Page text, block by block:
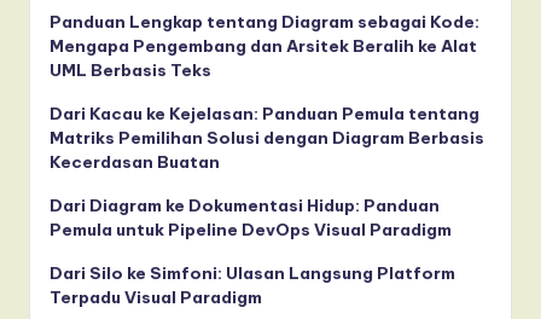
Panduan Lengkap tentang Diagram sebagai Kode:
Mengapa Pengembang dan Arsitek Beralih ke Alat
UML Berbasis Teks
Dari Kacau ke Kejelasan: Panduan Pemula tentang
Matriks Pemilihan Solusi dengan Diagram Berbasis
Kecerdasan Buatan
Dari Diagram ke Dokumentasi Hidup: Panduan
Pemula untuk Pipeline DevOps Visual Paradigm
Dari Silo ke Simfoni: Ulasan Langsung Platform
Terpadu Visual Paradigm